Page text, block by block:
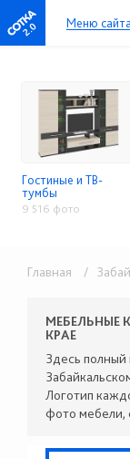
2.0 Меню сайта
Гостиные и ТВ-
тумбы
9 516 фото
Главная /
МЕБЕЛЬНЫЕ
КРАЕ
Здесь полный
Логотип
фото мебели,